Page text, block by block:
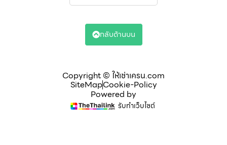
Copyright © ให้เช่าเครน.com
SiteMapCookie-Policy
Powered by
รับทำเว็บไซต์
กลับด้านบน